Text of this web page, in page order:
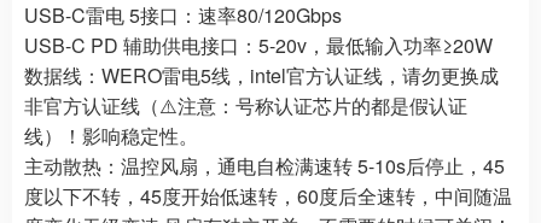
USB-C雷电 5接口：速率80/120Gbps
USB-C PD 辅助供电接口：5-20v，最低输入功率≥20W
数据线：WERO雷电5线，intel官方认证线，请勿更换成
非官方认证线（⚠️注意：号称认证芯片的都是假认证
线）！影响稳定性。
主动散热：温控风扇，通电自检满速转 5-10s后停止，45
度以下不转，45度开始低速转，60度后全速转，中间随温